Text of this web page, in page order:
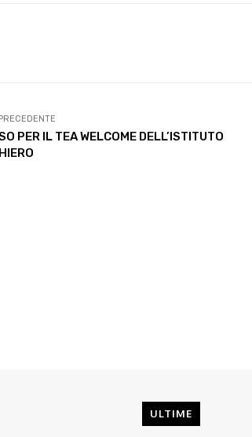
PER IL TEA WELCOME DELL’ISTITUTO
ULTIME